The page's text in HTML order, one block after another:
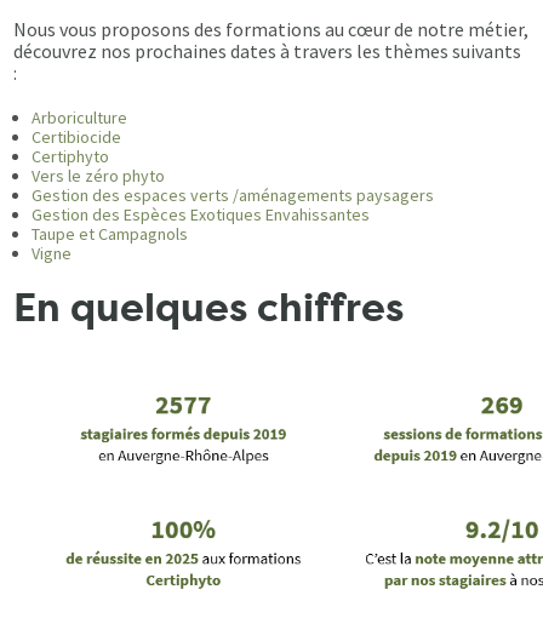
Nous vous proposons des formations au cœur de notre métier,
découvrez nos prochaines dates à travers les thèmes suivants
:
Arboriculture
Certibiocide
Certiphyto
Vers le zéro phyto
Gestion des espaces verts /aménagements paysagers
Gestion des Espèces Exotiques Envahissantes
Taupe et Campagnols
Vigne
En quelques chiffres